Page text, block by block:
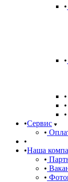
Сервис
Наша